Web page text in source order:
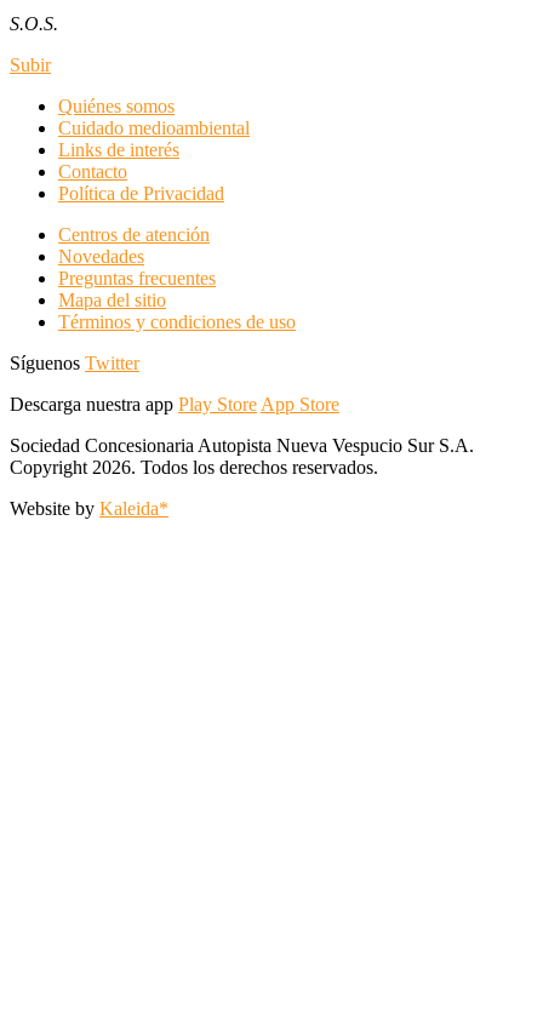
S.O.S.
Subir
Quiénes somos
Cuidado medioambiental
Links de interés
Contacto
Política de Privacidad
Centros de atención
Novedades
Preguntas frecuentes
Mapa del sitio
Términos y condiciones de uso
Síguenos Twitter
Descarga nuestra app Play Store App Store
Sociedad Concesionaria Autopista Nueva Vespucio Sur S.A.
Copyright 2026. Todos los derechos reservados.
Website by Kaleida*